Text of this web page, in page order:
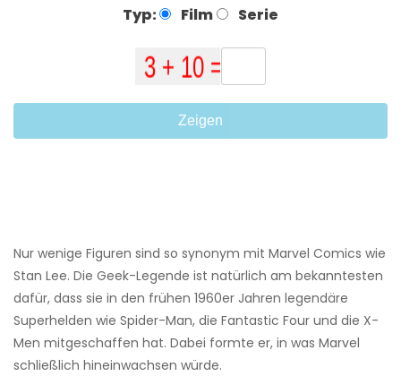
Typ: Film Serie
Zeigen
Nur wenige Figuren sind so synonym mit Marvel Comics wie
Stan Lee. Die Geek-Legende ist natürlich am bekanntesten
dafür, dass sie in den frühen 1960er Jahren legendäre
Superhelden wie Spider-Man, die Fantastic Four und die X-
Men mitgeschaffen hat. Dabei formte er, in was Marvel
schließlich hineinwachsen würde.